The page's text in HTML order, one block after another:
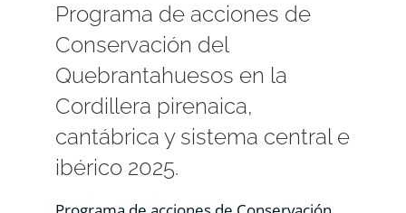
Programa de acciones de
Conservación del
Quebrantahuesos en la
Cordillera pirenaica,
cantábrica y sistema central e
ibérico 2025.